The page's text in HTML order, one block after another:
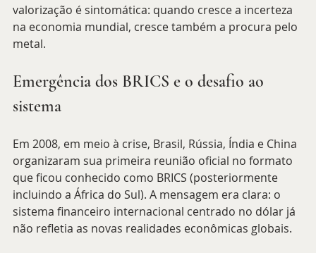
valorização é sintomática: quando cresce a incerteza
na economia mundial, cresce também a procura pelo
metal.
Emergência dos BRICS e o desafio ao
sistema
Em 2008, em meio à crise, Brasil, Rússia, Índia e China
organizaram sua primeira reunião oficial no formato
que ficou conhecido como BRICS (posteriormente
incluindo a África do Sul). A mensagem era clara: o
sistema financeiro internacional centrado no dólar já
não refletia as novas realidades econômicas globais.